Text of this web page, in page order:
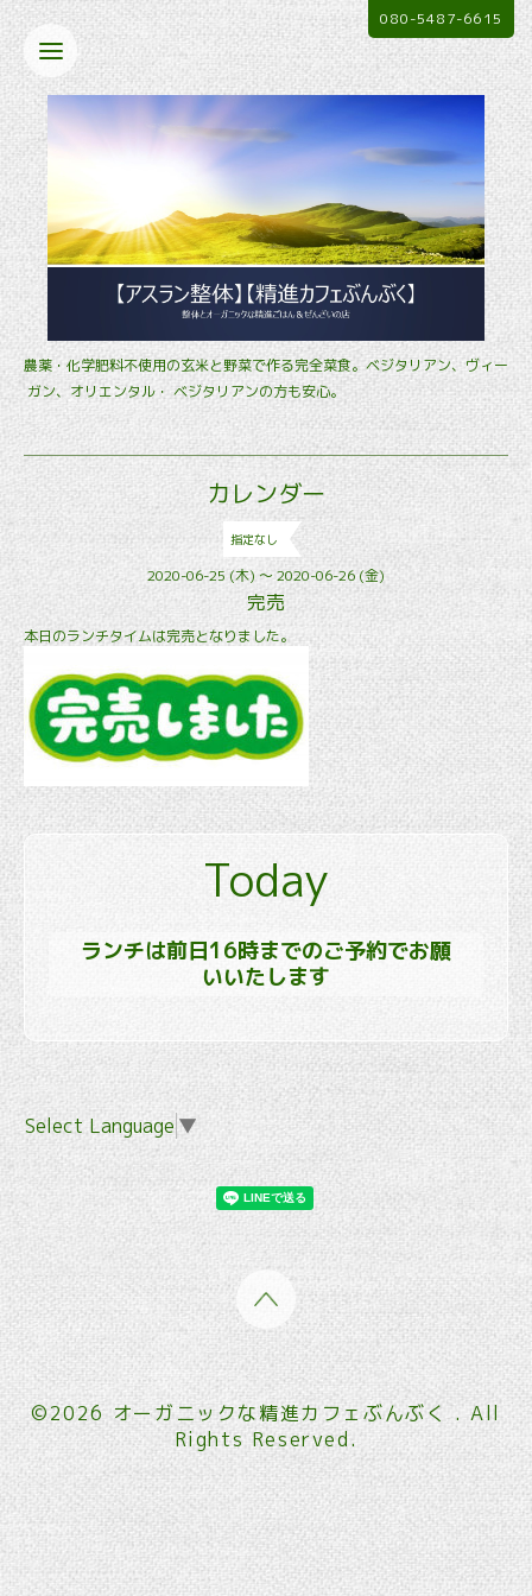
農薬・化学肥料不使用の玄米と野菜で作る完全菜食。ベジタリアン、ヴィー
ガン、オリエンタル・ ベジタリアンの方も安心。
080-5487-6615
カレンダー
指定なし
2020-06-25 (木) ～ 2020-06-26 (金)
完売
本日のランチタイムは完売となりました。
Today
ランチは前日16時までのご予約でお願
いいたします
Select Language ▼
©2026 オーガニックな精進カフェぶんぶく. All
Rights Reserved.